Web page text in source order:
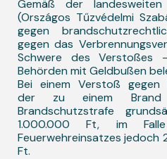
Gemäß der landesweiten
(Országos Tűzvédelmi
gegen
gegen das
Schwere des Verstoßes
Behörden mit Geldbußen
Bei einem Verstoß gegen
der zu einem
Brandschutzstrafe
1.000.000 Ft, im
Feuerwehreinsatzes
Ft.